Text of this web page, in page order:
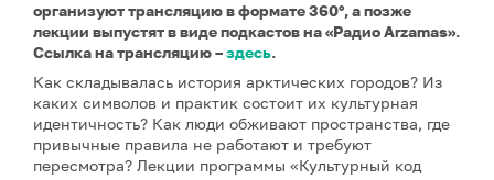
организуют трансляцию в формате 360°, а позже
лекции выпустят в виде подкастов на «Радио Arzamas».
Ссылка на трансляцию –здесь.
Как складывалась история арктических городов? Из
каких символов и практик состоит их культурная
идентичность? Как люди обживают пространства, где
привычные правила не работают и требуют
пересмотра? Лекции программы «Культурный код